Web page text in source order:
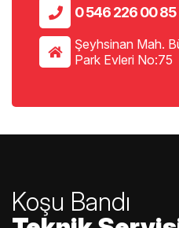
0 546 226 00 85
Şeyhsinan Mah.
Park Evleri No:75
Koşu Bandı